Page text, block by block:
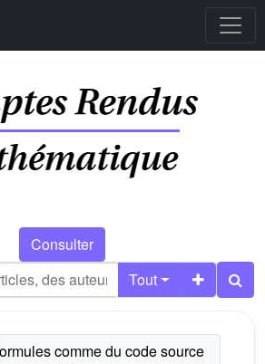
Consulter
Tout